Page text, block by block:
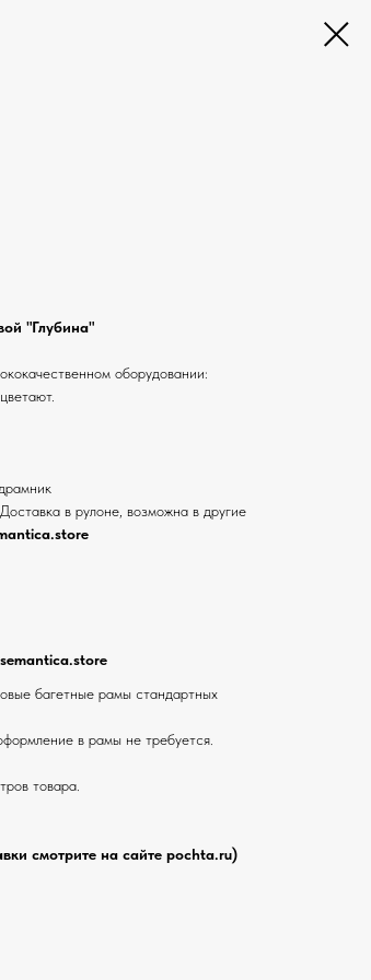
"Глубина"
оборудовании:
в рулоне, возможна в другие
багетные рамы стандартных
в рамы не требуется.
товара.
смотрите на сайте pochta.ru)